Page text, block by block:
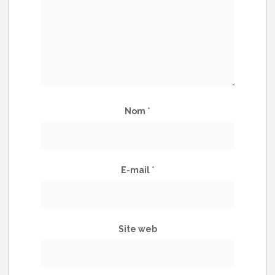
Nom *
E-mail *
Site web